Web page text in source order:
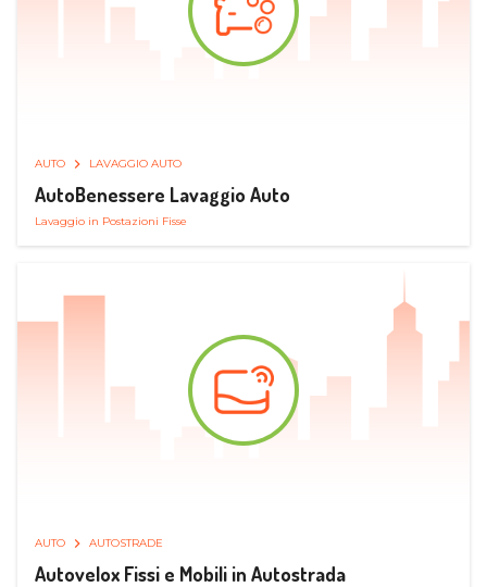
AUTO LAVAGGIO AUTO
AutoBenessere Lavaggio Auto
Lavaggio in Postazioni Fisse
AUTO AUTOSTRADE
Autovelox Fissi e Mobili in Autostrada